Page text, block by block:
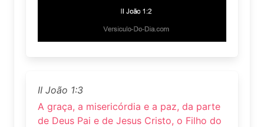
II João 1:3
A graça, a misericórdia e a paz, da parte
de Deus Pai e de Jesus Cristo, o Filho do